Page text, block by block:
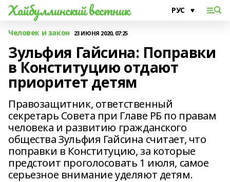
Хайбуллинский вестник
Человек и закон 23 ИЮНЯ 2020, 07:25
Зульфия Гайсина: Поправки
в Конституцию отдают
приоритет детям
Правозащитник, ответственный
секретарь Совета при Главе РБ по правам
человека и развитию гражданского
общества Зульфия Гайсина считает, что
поправки в Конституцию, за которые
предстоит проголосовать 1 июля, самое
серьезное внимание уделяют детям.